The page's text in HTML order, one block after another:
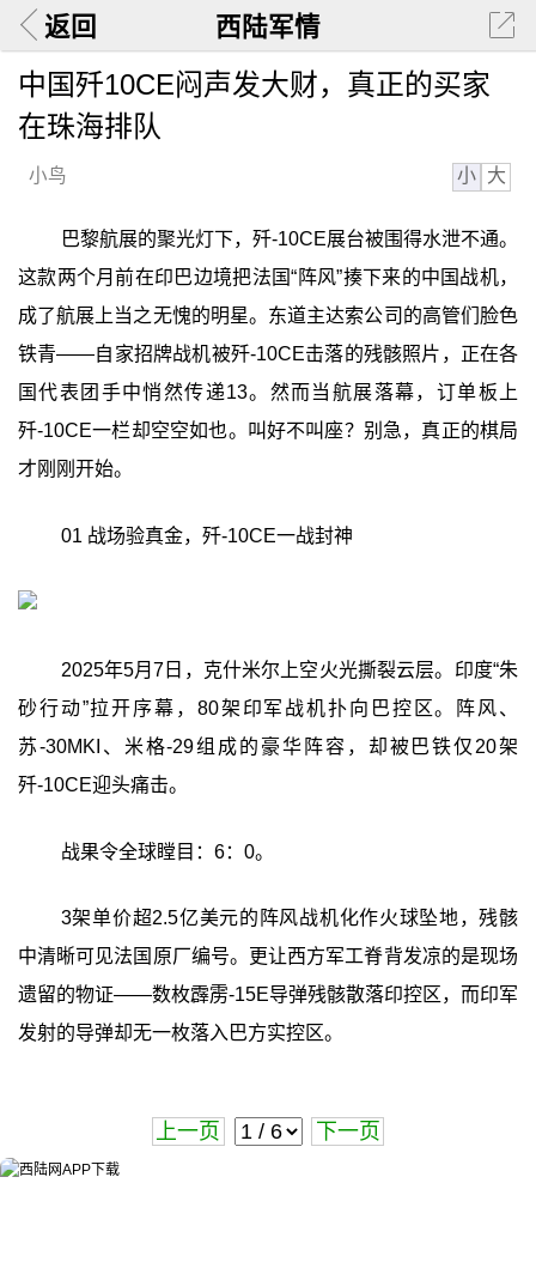
返回 西陆军情
中国歼10CE闷声发大财，真正的买家
在珠海排队
小鸟 小 大
巴黎航展的聚光灯下，歼-10CE展台被围得水泄不通。
这款两个月前在印巴边境把法国“阵风”揍下来的中国战机，
成了航展上当之无愧的明星。东道主达索公司的高管们脸色
铁青——自家招牌战机被歼-10CE击落的残骸照片，正在各
国代表团手中悄然传递13。然而当航展落幕，订单板上
歼-10CE一栏却空空如也。叫好不叫座？别急，真正的棋局
才刚刚开始。
01 战场验真金，歼-10CE一战封神
2025年5月7日，克什米尔上空火光撕裂云层。印度“朱
砂行动”拉开序幕，80架印军战机扑向巴控区。阵风、
苏-30MKI、米格-29组成的豪华阵容，却被巴铁仅20架
歼-10CE迎头痛击。
战果令全球瞠目：6：0。
3架单价超2.5亿美元的阵风战机化作火球坠地，残骸
中清晰可见法国原厂编号。更让西方军工脊背发凉的是现场
遗留的物证——数枚霹雳-15E导弹残骸散落印控区，而印军
发射的导弹却无一枚落入巴方实控区。
上一页 下一页